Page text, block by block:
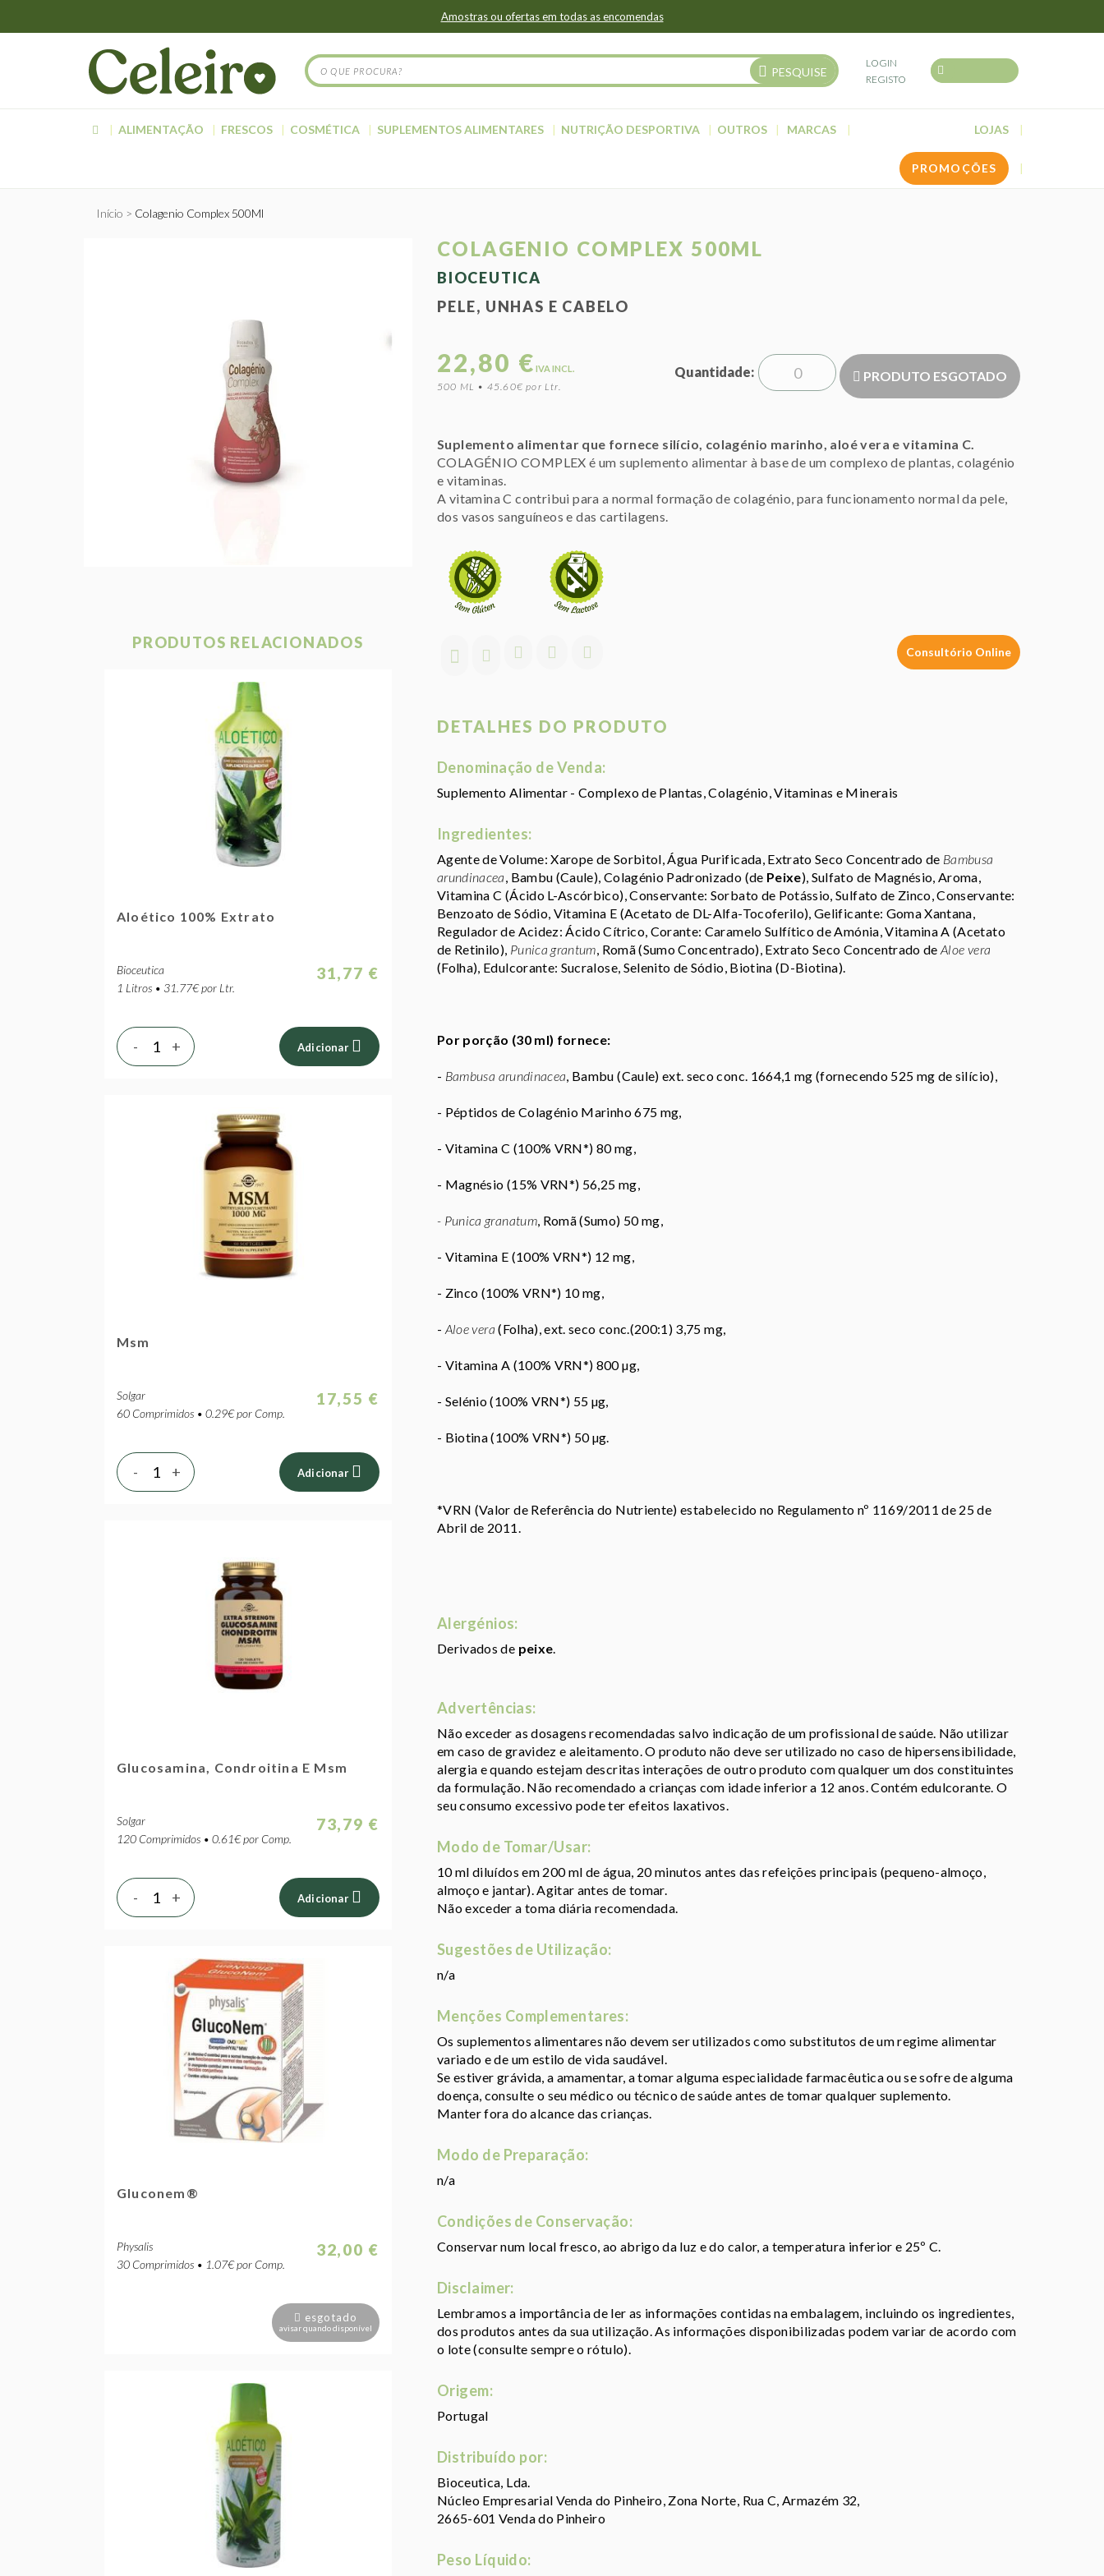
Amostras ou ofertas em todas as encomendas
PESQUISE
LOGIN
REGISTO
ALIMENTAÇÃO FRESCOS COSMÉTICA SUPLEMENTOS ALIMENTARES NUTRIÇÃO DESPORTIVA OUTROS MARCAS LOJAS
PROMOÇÕES
Início Colagenio Complex 500Ml
COLAGENIO COMPLEX 500ML
BIOCEUTICA
PELE, UNHAS E CABELO
22,80 € IVA INCL.
500 ML • 45.60€ por Ltr.
Quantidade PRODUTO ESGOTADO
Suplemento alimentar que fornece silício, colagénio marinho, aloé vera e vitamina C.
COLAGÉNIO COMPLEX é um suplemento alimentar à base de um complexo de plantas, colagénio
e vitaminas.
A vitamina C contribui para a normal formação de colagénio, para funcionamento normal da pele,
dos vasos sanguíneos e das cartilagens.
Consultório Online
DETALHES DO PRODUTO
Denominação de Venda:
Suplemento Alimentar - Complexo de Plantas, Colagénio, Vitaminas e Minerais
Ingredientes:
Agente de Volume: Xarope de Sorbitol, Água Purificada, Extrato Seco Concentrado de Bambusa
arundinacea, Bambu (Caule), Colagénio Padronizado (de Peixe), Sulfato de Magnésio, Aroma,
Vitamina C (Ácido L-Ascórbico), Conservante: Sorbato de Potássio, Sulfato de Zinco, Conservante:
Benzoato de Sódio, Vitamina E (Acetato de DL-Alfa-Tocoferilo), Gelificante: Goma Xantana,
Regulador de Acidez: Ácido Cítrico, Corante: Caramelo Sulfítico de Amónia, Vitamina A (Acetato
de Retinilo), Punica grantum, Romã (Sumo Concentrado), Extrato Seco Concentrado deAloe vera
(Folha), Edulcorante: Sucralose, Selenito de Sódio, Biotina (D-Biotina).
Por porção (30 ml) fornece:
- Bambusa arundinacea, Bambu (Caule) ext. seco conc. 1664,1 mg (fornecendo 525 mg de silício),
- Péptidos de Colagénio Marinho 675 mg,
- Vitamina C (100% VRN*) 80 mg,
- Magnésio (15% VRN*) 56,25 mg,
- Punica granatum, Romã (Sumo) 50 mg,
- Vitamina E (100% VRN*) 12 mg,
- Zinco (100% VRN*) 10 mg,
- Aloe vera (Folha), ext. seco conc.(200:1) 3,75 mg,
- Vitamina A (100% VRN*) 800 µg,
- Selénio (100% VRN*) 55 µg,
- Biotina (100% VRN*) 50 µg.
*VRN (Valor de Referência do Nutriente) estabelecido no Regulamento nº 1169/2011 de 25 de
Abril de 2011.
Alergénios:
Derivados de peixe.
Advertências:
Não exceder as dosagens recomendadas salvo indicação de um profissional de saúde. Não utilizar
em caso de gravidez e aleitamento. O produto não deve ser utilizado no caso de hipersensibilidade,
alergia e quando estejam descritas interações de outro produto com qualquer um dos constituintes
da formulação. Não recomendado a crianças com idade inferior a 12 anos. Contém edulcorante. O
seu consumo excessivo pode ter efeitos laxativos.
Modo de Tomar/Usar:
10 ml diluídos em 200 ml de água, 20 minutos antes das refeições principais (pequeno-almoço,
almoço e jantar). Agitar antes de tomar.
Não exceder a toma diária recomendada.
Sugestões de Utilização:
n/a
Menções Complementares:
Os suplementos alimentares não devem ser utilizados como substitutos de um regime alimentar
variado e de um estilo de vida saudável.
Se estiver grávida, a amamentar, a tomar alguma especialidade farmacêutica ou se sofre de alguma
doença, consulte o seu médico ou técnico de saúde antes de tomar qualquer suplemento.
Manter fora do alcance das crianças.
Modo de Preparação:
n/a
Condições de Conservação:
Conservar num local fresco, ao abrigo da luz e do calor, a temperatura inferior e 25º C.
Disclaimer:
Lembramos a importância de ler as informações contidas na embalagem, incluindo os ingredientes,
dos produtos antes da sua utilização. As informações disponibilizadas podem variar de acordo com
o lote (consulte sempre o rótulo).
Origem:
Portugal
Distribuído por:
Bioceutica, Lda.
Núcleo Empresarial Venda do Pinheiro, Zona Norte, Rua C, Armazém 32,
2665-601 Venda do Pinheiro
Peso Líquido:
PRODUTOS RELACIONADOS
Aloético 100% Extrato
Bioceutica
1 Litros • 31.77€ por Ltr.
31,77 €
+
- Adicionar
Msm
Solgar
60 Comprimidos • 0.29€ por Comp.
17,55 €
+
- Adicionar
Glucosamina, Condroitina E Msm
Solgar
120 Comprimidos • 0.61€ por Comp.
73,79 €
+
- Adicionar
Gluconem®
Physalis
30 Comprimidos • 1.07€ por Comp.
32,00 €
esgotado
avisar quando disponível